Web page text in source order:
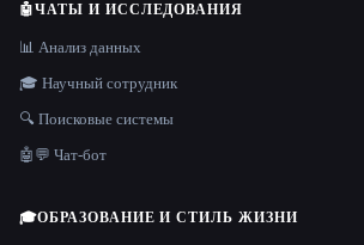
🤖ЧАТЫ И ИССЛЕДОВАНИЯ
📊 Анализ данных
🎓 Научный сотрудник
🔍 Поисковые системы
🤖💬 Чат-бот
🎓ОБРАЗОВАНИЕ И СТИЛЬ ЖИЗНИ